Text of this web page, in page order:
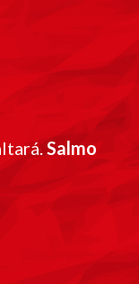
Salmo